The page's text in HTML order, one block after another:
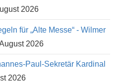
2026
für „Alte Messe“ - Wilmer
2026
Paul-Sekretär Kardinal
2026